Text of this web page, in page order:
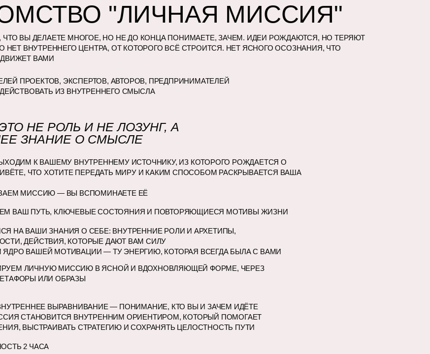
К ВАШЕМУ ВНУТРЕННЕМУ ИСТОЧНИКУ, ИЗ КОТОРОГО РОЖДАЕТСЯ О
ЧТО ХОТИТЕ ПЕРЕДАТЬ МИРУ И КАКИМ СПОСОБОМ РАСКРЫВАЕТСЯ ВАША
МИССИЮ — ВЫ ВСПОМИНАЕТЕ ЕЁ
НЕ РОЛЬ И НЕ ЛОЗУНГ, А
ЗНАНИЕ О СМЫСЛЕ
ВЫ ДЕЛАЕТЕ МНОГОЕ, НО НЕ ДО КОНЦА ПОНИМАЕТЕ, ЗАЧЕМ. ИДЕИ РОЖДАЮТСЯ, НО ТЕРЯЮТ
НЕТ ВНУТРЕННЕГО ЦЕНТРА, ОТ КОТОРОГО ВСЁ СТРОИТСЯ. НЕТ ЯСНОГО ОСОЗНАНИЯ, ЧТО
ВАМИ
"ЛИЧНАЯ МИССИЯ"
ПРОЕКТОВ, ЭКСПЕРТОВ, АВТОРОВ, ПРЕДПРИНИМАТЕЛЕЙ
ИЗ ВНУТРЕННЕГО СМЫСЛА
ЯДРО ВАШЕЙ МОТИВАЦИИ — ТУ ЭНЕРГИЮ, КОТОРАЯ ВСЕГДА БЫЛА С ВАМИ
ВАШ ПУТЬ, КЛЮЧЕВЫЕ СОСТОЯНИЯ И ПОВТОРЯЮЩИЕСЯ МОТИВЫ ЖИЗНИ
НА ВАШИ ЗНАНИЯ О СЕБЕ: ВНУТРЕННИЕ РОЛИ И АРХЕТИПЫ,
ДЕЙСТВИЯ, КОТОРЫЕ ДАЮТ ВАМ СИЛУ
ЛИЧНУЮ МИССИЮ В ЯСНОЙ И ВДОХНОВЛЯЮЩЕЙ ФОРМЕ, ЧЕРЕЗ
ИЛИ ОБРАЗЫ
ВЫРАВНИВАНИЕ — ПОНИМАНИЕ, КТО ВЫ И ЗАЧЕМ ИДЁТЕ
СТАНОВИТСЯ ВНУТРЕННИМ ОРИЕНТИРОМ, КОТОРЫЙ ПОМОГАЕТ
ВЫСТРАИВАТЬ СТРАТЕГИЮ И СОХРАНЯТЬ ЦЕЛОСТНОСТЬ ПУТИ
2 ЧАСА